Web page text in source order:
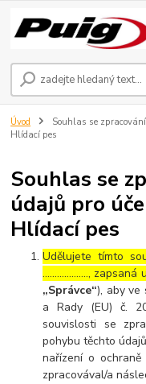
Úvod
Souhlas se
Hlídací pes
Souhlas se
údajů pro
Hlídací pes
Udělujete tímto
………………., zapsaná
„Správce“), aby ve
a Rady (EU) č.
souvislosti se
pohybu těchto
nařízení o
zpracovával/a